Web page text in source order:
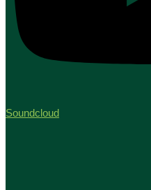
Soundcloud